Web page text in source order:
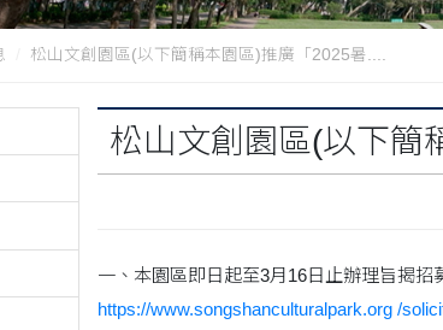
松山文創園區(以下簡稱本園區)推廣「2025暑....
松山文創園區(以下簡
一、本園區即日起至3月16日止辦理旨揭
https://www.songshanculturalpark.org /